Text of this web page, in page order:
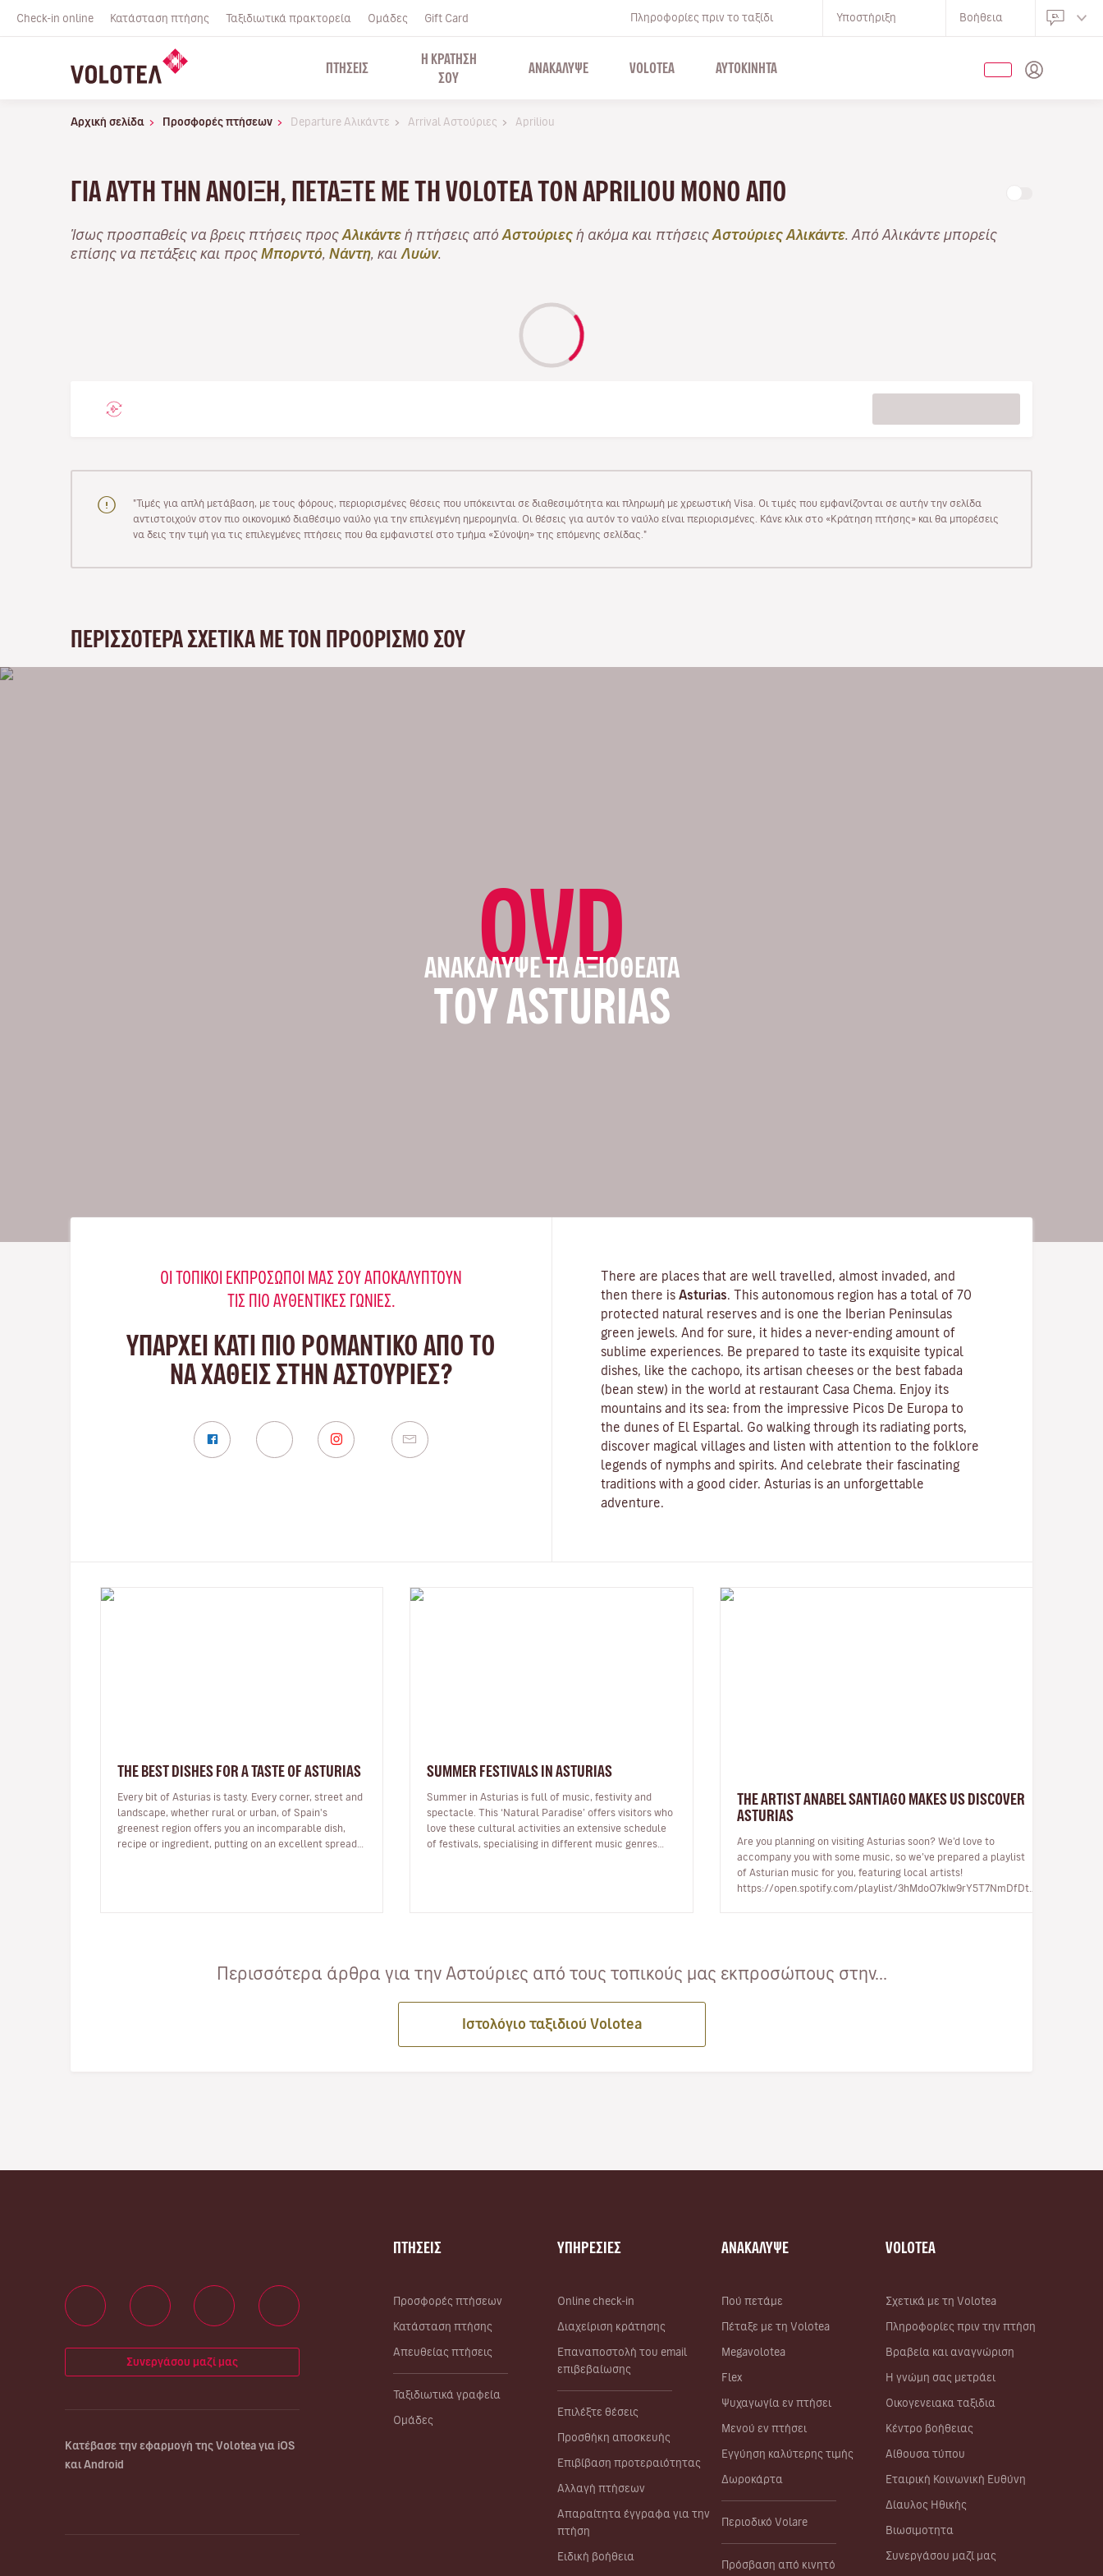
Check-in online Κατάσταση πτήσης Ταξιδιωτικά πρακτορεία Ομάδες Gift Card Πληροφορίες πριν το ταξίδι Υποστήριξη Βοήθεια
ΠΤΉΣΕΙΣ
Η ΚΡΑΤΗΣΗ
ΣΟΥ
ΑΝΑΚΑΛΥΨΕ VOLOTEA ΑΥΤΟΚΊΝΗΤΑ
Αρχική σελίδα Προσφορές πτήσεων Departure Αλικάντε Arrival Αστούριες Apriliou
ΓΙΑ ΑΥΤΉ ΤΗΝ ΆΝΟΙΞΗ, ΠΕΤΆΞΤΕ ΜΕ ΤΗ VOLOTEA ΤΟΝ APRILIOU ΜΌΝΟ ΑΠΌ
Ίσως προσπαθείς να βρεις πτήσεις προς Αλικάντε ή πτήσεις από Αστούριες ή ακόμα και πτήσεις Αστούριες Αλικάντε . Από Αλικάντε μπορείς
επίσης να πετάξεις και προς Μπορντό Νάντη , και Λυών.
"Τιμές για απλή μετάβαση, με τους φόρους, περιορισμένες θέσεις που υπόκεινται σε διαθεσιμότητα και πληρωμή με χρεωστική Visa. Οι τιμές που εμφανίζονται σε αυτήν την σελίδα
αντιστοιχούν στον πιο οικονομικό διαθέσιμο ναύλο για την επιλεγμένη ημερομηνία. Οι θέσεις για αυτόν το ναύλο είναι περιορισμένες. Κάνε κλικ στο «Κράτηση πτήσης» και θα μπορέσεις
να δεις την τιμή για τις επιλεγμένες πτήσεις που θα εμφανιστεί στο τμήμα «Σύνοψη» της επόμενης σελίδας."
ΠΕΡΙΣΣΌΤΕΡΑ ΣΧΕΤΙΚΆ ΜΕ ΤΟΝ ΠΡΟΟΡΙΣΜΌ ΣΟΥ
OVD
ΑΝΑΚΆΛΥΨΕ ΤΑ ΑΞΙΟΘΈΑΤΑ
ΤΟΥ ASTURIAS
ΟΙ ΤΟΠΙΚΟΊ ΕΚΠΡΌΣΩΠΟΊ ΜΑΣ ΣΟΥ ΑΠΟΚΑΛΎΠΤΟΥΝ
ΤΙΣ ΠΙΟ ΑΥΘΕΝΤΙΚΈΣ ΓΩΝΙΈΣ.
ΥΠΑΡΧΕΙ ΚΑΤΙ ΠΙΟ ΡΟΜΑΝΤΙΚΟ ΑΠΟ ΤΟ
ΝΑ ΧΑΘΕΙΣ ΣΤΗΝ ΑΣΤΟΎΡΙΕΣ?
There are places that are well travelled, almost invaded, and
then there is Asturias . This autonomous region has a total of 70
protected natural reserves and is one the Iberian Peninsulas
green jewels. And for sure, it hides a never-ending amount of
sublime experiences. Be prepared to taste its exquisite typical
dishes, like the cachopo, its artisan cheeses or the best fabada
(bean stew) in the world at restaurant Casa Chema. Enjoy its
mountains and its sea: from the impressive Picos De Europa to
the dunes of El Espartal. Go walking through its radiating ports,
discover magical villages and listen with attention to the folklore
legends of nymphs and spirits. And celebrate their fascinating
traditions with a good cider. Asturias is an unforgettable
adventure.
THE BEST DISHES FOR A TASTE OF ASTURIAS
Every bit of Asturias is tasty. Every corner, street and
landscape, whether rural or urban, of Spain's
greenest region offers you an incomparable dish,
recipe or ingredient, putting on an excellent spread
SUMMER FESTIVALS IN ASTURIAS
Summer in Asturias is full of music, festivity and
spectacle. This ‘Natural Paradise’ offers visitors who
love these cultural activities an extensive schedule
of festivals, specialising in different music genres
THE ARTIST ANABEL SANTIAGO MAKES US DISCOVER
ASTURIAS
Are you planning on visiting Asturias soon? We’d love to
accompany you with some music, so we’ve prepared a playlist
of Asturian music for you, featuring local artists!
https://open.spotify.com/playlist/3hMdoO7kIw9rY5T7NmDfDt…
Περισσότερα άρθρα για την Αστούριες από τους τοπικούς μας εκπροσώπους στην...
Ιστολόγιο ταξιδιού Volotea
ΠΤΗΣΕΙΣ
Προσφορές πτήσεων
Κατάσταση πτήσης
Απευθείας πτήσεις
Ταξιδιωτικά γραφεία
Ομάδες
ΥΠΗΡΕΣΙΕΣ
Online check-in
Διαχείριση κράτησης
Επαναποστολή του email
επιβεβαίωσης
Επιλέξτε θέσεις
Προσθήκη αποσκευής
Επιβίβαση προτεραιότητας
Αλλαγή πτήσεων
Απαραίτητα έγγραφα για την
πτήση
Ειδική βοήθεια
ΑΝΑΚΑΛΥΨΕ
Πού πετάμε
Πέταξε με τη Volotea
Megavolotea
Flex
Ψυχαγωγία εν πτήσει
Μενού εν πτήσει
Εγγύηση καλύτερης τιμής
Δωροκάρτα
Περιοδικό Volare
Πρόσβαση από κινητό
VOLOTEA
Σχετικά με τη Volotea
Πληροφορίες πριν την πτήση
Βραβεία και αναγνώριση
Η γνώμη σας μετράει
Οικογενειακα ταξιδια
Κέντρο βοήθειας
Αίθουσα τύπου
Εταιρική Κοινωνική Ευθύνη
Δίαυλος Ηθικής
Βιωσιμοτητα
Συνεργάσου μαζί μας
Συνεργάσου μαζί μας
Κατέβασε την εφαρμογή της Volotea για iOS
και Android